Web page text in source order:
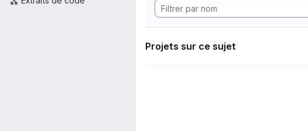
Projets sur ce sujet